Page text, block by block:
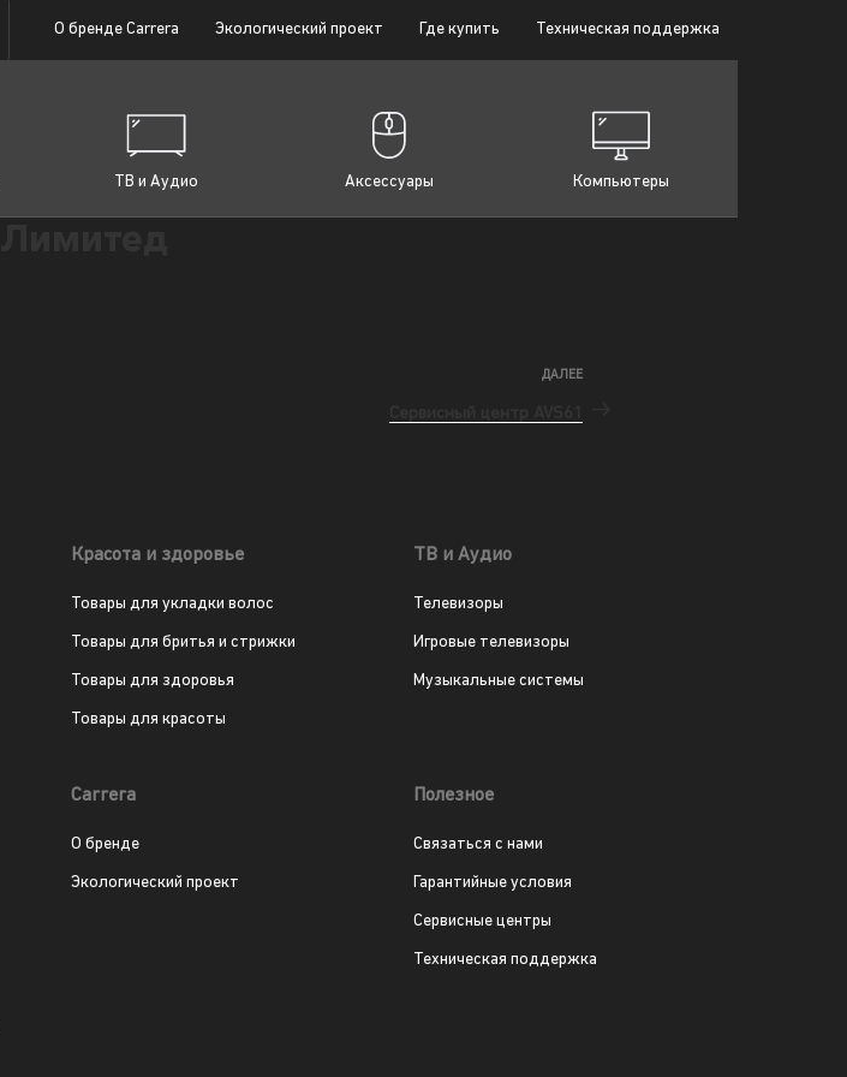
О бренде Carrera Экологический проект Где купить Техническая поддержка
ТВ и Аудио Аксессуары Компьютеры
ДАЛЕЕ
Красота и здоровье
Товары для укладки волос
Товары для бритья и стрижки
Товары для здоровья
Товары для красоты
ТВ и Аудио
Телевизоры
Игровые телевизоры
Музыкальные системы
Carrera
О бренде
Экологический проект
Полезное
Связаться с нами
Гарантийные условия
Сервисные центры
Техническая поддержка